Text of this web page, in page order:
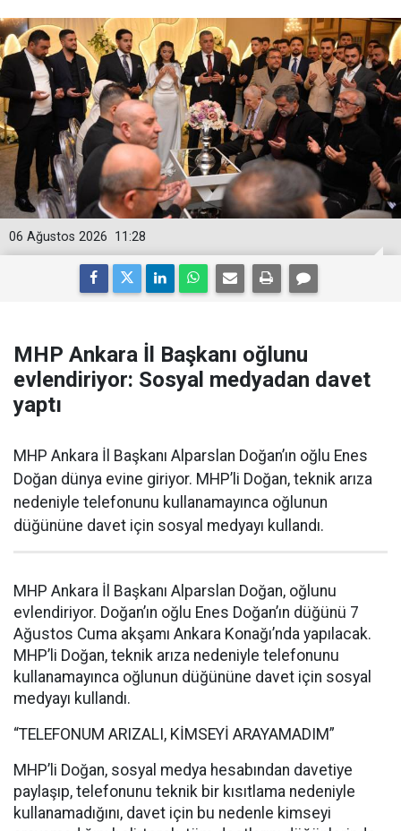
11:28
06 Ağustos 2026
MHP Ankara İl Başkanı oğlunu
evlendiriyor: Sosyal medyadan davet
yaptı
MHP Ankara İl Başkanı Alparslan Doğan’ın oğlu Enes
Doğan dünya evine giriyor. MHP’li Doğan, teknik arıza
nedeniyle telefonunu kullanamayınca oğlunun
düğününe davet için sosyal medyayı kullandı.
MHP Ankara İl Başkanı Alparslan Doğan, oğlunu
evlendiriyor. Doğan’ın oğlu Enes Doğan’ın düğünü 7
Ağustos Cuma akşamı Ankara Konağı’nda yapılacak.
MHP’li Doğan, teknik arıza nedeniyle telefonunu
kullanamayınca oğlunun düğününe davet için sosyal
medyayı kullandı.
“TELEFONUM ARIZALI, KİMSEYİ ARAYAMADIM”
MHP’li Doğan, sosyal medya hesabından davetiye
paylaşıp, telefonunu teknik bir kısıtlama nedeniyle
kullanamadığını, davet için bu nedenle kimseyi